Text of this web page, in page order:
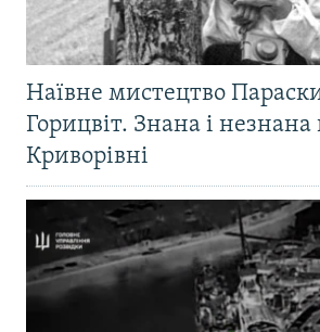
Наївне мистецтво
Горицвіт. Знана і незнана
Криворівні